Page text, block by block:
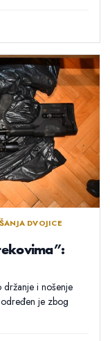
DVOJICE
i nošenje
je zbog